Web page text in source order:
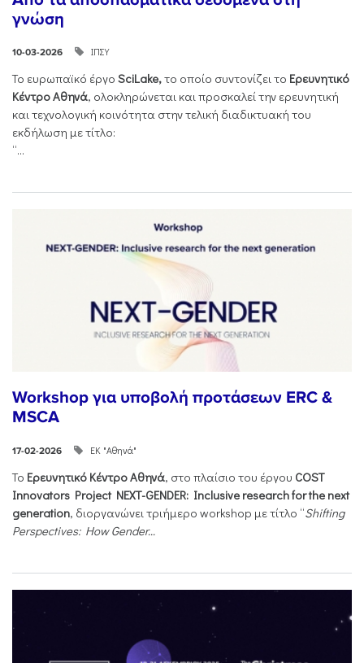
γνώση
10-03-2026 ΙΠΣΥ
Το ευρωπαϊκό έργο SciLake,το οποίο συντονίζει το Ερευνητικό
Κέντρο Αθηνά, ολοκληρώνεται και προσκαλεί την ερευνητική
και τεχνολογική κοινότητα στην τελική διαδικτυακή του
εκδήλωση με τίτλο:
“...
Workshop για υποβολή προτάσεων ERC &
MSCA
17-02-2026 ΕΚ "Αθηνά"
Το Ερευνητικό Κέντρο Αθηνά, στο πλαίσιο του έργου COST
Innovators Project NEXT-GENDER: Inclusive research for the next
generation, διοργανώνει τριήμερο workshop με τίτλο “Shifting
Perspectives: How Gender...